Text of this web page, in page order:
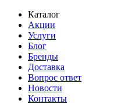
Каталог
Акции
Услуги
Блог
Бренды
Доставка
Вопрос ответ
Новости
Контакты